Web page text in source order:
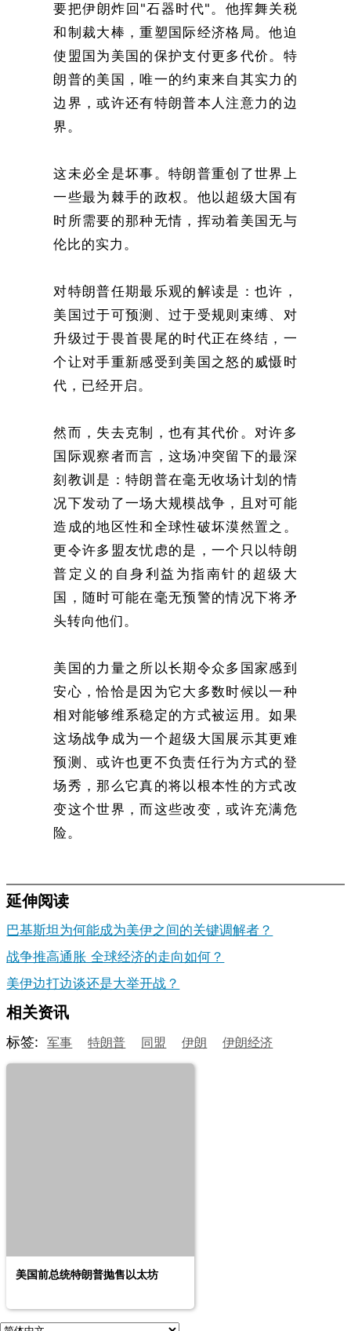
要把伊朗炸回"石器时代"。他挥舞关税
和制裁大棒，重塑国际经济格局。他迫
使盟国为美国的保护支付更多代价。特
朗普的美国，唯一的约束来自其实力的
边界，或许还有特朗普本人注意力的边
界。
这未必全是坏事。特朗普重创了世界上
一些最为棘手的政权。他以超级大国有
时所需要的那种无情，挥动着美国无与
伦比的实力。
对特朗普任期最乐观的解读是：也许，
美国过于可预测、过于受规则束缚、对
升级过于畏首畏尾的时代正在终结，一
个让对手重新感受到美国之怒的威慑时
代，已经开启。
然而，失去克制，也有其代价。对许多
国际观察者而言，这场冲突留下的最深
刻教训是：特朗普在毫无收场计划的情
况下发动了一场大规模战争，且对可能
造成的地区性和全球性破坏漠然置之。
更令许多盟友忧虑的是，一个只以特朗
普定义的自身利益为指南针的超级大
国，随时可能在毫无预警的情况下将矛
头转向他们。
美国的力量之所以长期令众多国家感到
安心，恰恰是因为它大多数时候以一种
相对能够维系稳定的方式被运用。如果
这场战争成为一个超级大国展示其更难
预测、或许也更不负责任行为方式的登
场秀，那么它真的将以根本性的方式改
变这个世界，而这些改变，或许充满危
险。
延伸阅读
巴基斯坦为何能成为美伊之间的关键调解者？
战争推高通胀 全球经济的走向如何？
美伊边打边谈还是大举开战？
相关资讯
标签: 军事 特朗普 同盟 伊朗 伊朗经济
美国前总统特朗普抛售以太坊